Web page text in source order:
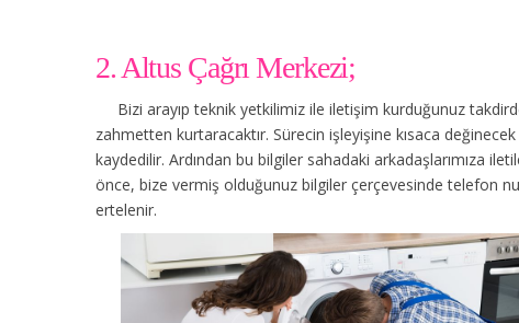
2. Altus Çağrı Merkezi;
Bizi arayıp teknik yetkilimiz ile iletişim kurduğunuz
zahmetten kurtaracaktır. Sürecin işleyişine kısaca
kaydedilir. Ardından bu bilgiler sahadaki arkadaşlarımıza
önce, bize vermiş olduğunuz bilgiler çerçevesinde telefon
ertelenir.